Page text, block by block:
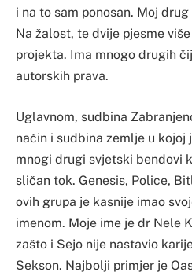
i na to sam ponosan. Moj
Na žalost, te dvije pjesme
projekta. Ima mnogo drugih
autorskih prava.
Uglavnom, sudbina
način i sudbina zemlje u kojoj
mnogi drugi svjetski bendovi
sličan tok. Genesis, Police,
ovih grupa je kasnije imao
imenom. Moje ime je dr Nele
zašto i Sejo nije nastavio
Sekson. Najbolji primjer je